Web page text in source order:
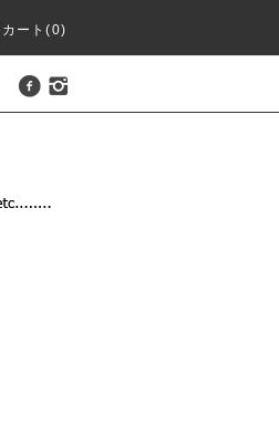
カート(0)